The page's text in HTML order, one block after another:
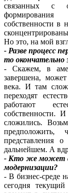
связанных с
собственности в
Но это, на мой
- Разве процесс
то окончательно
- Скажем, в
завершена,
века. И там
переходят
работают
сложились.
представления
дальнейшем. А
- Кто же может
модернизации?
- В бизнес-среде
сегодня